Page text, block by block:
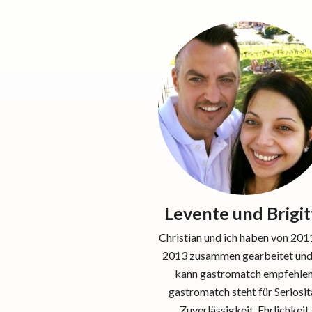
Levente und
Christian und ich haben von
2013 zusammen gearbeitet
kann gastromatch
gastromatch steht für